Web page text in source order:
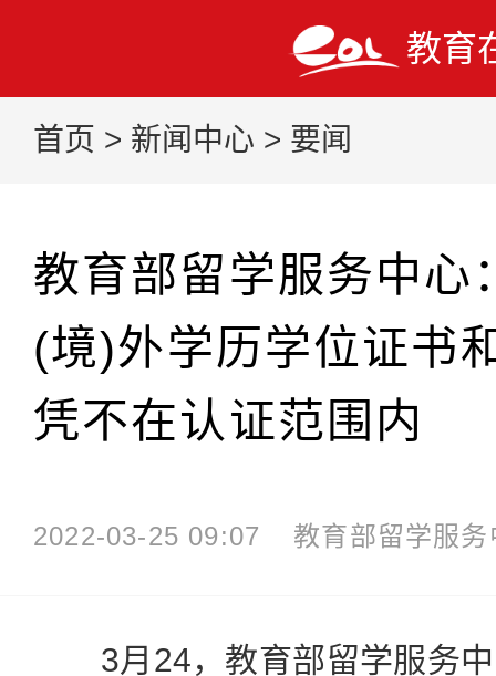
教育
首页 > 新闻中心 > 要闻
教育部留学服务中心
(境)外学历学位证书
凭不在认证范围内
2022-03-25 09:07 教育部留学服务
3月24，教育部留学服务中